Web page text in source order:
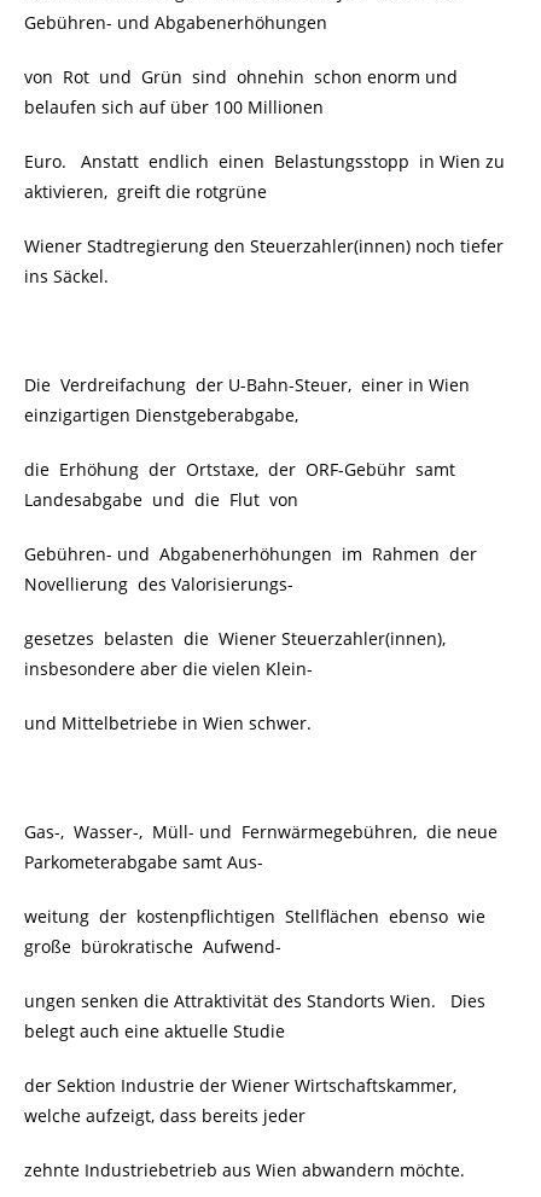
Gebühren- und Abgabenerhöhungen
von Rot und Grün sind ohnehin schon enorm und
belaufen sich auf über 100 Millionen
Euro. Anstatt endlich einen Belastungsstopp in Wien zu
aktivieren, greift die rotgrüne
Wiener Stadtregierung den Steuerzahler(innen) noch tiefer
ins Säckel.
Die Verdreifachung der U-Bahn-Steuer, einer in Wien
einzigartigen Dienstgeberabgabe,
die Erhöhung der Ortstaxe, der ORF-Gebühr samt
Landesabgabe und die Flut von
Gebühren- und Abgabenerhöhungen im Rahmen der
Novellierung des Valorisierungs-
gesetzes belasten die Wiener Steuerzahler(innen),
insbesondere aber die vielen Klein-
und Mittelbetriebe in Wien schwer.
Gas-, Wasser-, Müll- und Fernwärmegebühren, die neue
Parkometerabgabe samt Aus-
weitung der kostenpflichtigen Stellflächen ebenso wie
große bürokratische Aufwend-
ungen senken die Attraktivität des Standorts Wien. Dies
belegt auch eine aktuelle Studie
der Sektion Industrie der Wiener Wirtschaftskammer,
welche aufzeigt, dass bereits jeder
zehnte Industriebetrieb aus Wien abwandern möchte.